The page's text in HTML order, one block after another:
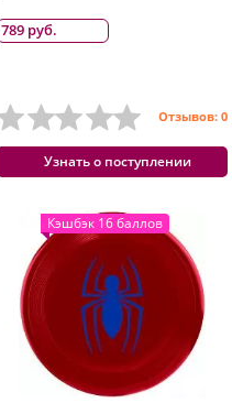
789 руб.
Отзывов: 0
Узнать о поступлении
Кэшбэк 16 баллов